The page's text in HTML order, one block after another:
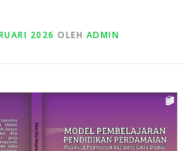
2026 OLEH ADMIN